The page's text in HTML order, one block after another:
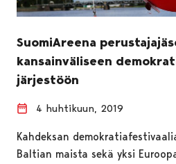
SuomiAreena
kansainväliseen
järjestöön
4 huhtikuun, 2019
Kahdeksan
Baltian maista sekä yksi